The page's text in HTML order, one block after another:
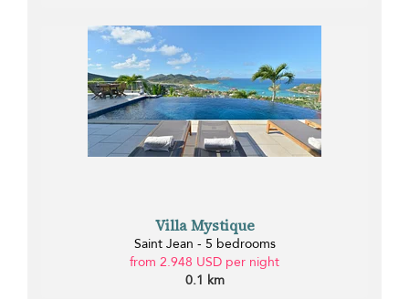
Villa Mystique
Saint Jean - 5 bedrooms
from 2.948 USD per night
0.1 km